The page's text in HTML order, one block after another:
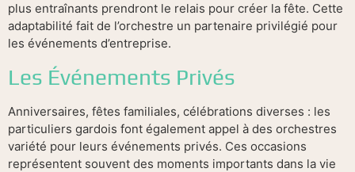
plus entraînants prendront le relais pour créer la fête. Cette
adaptabilité fait de l’orchestre un partenaire privilégié pour
les événements d’entreprise.
Les Événements Privés
Anniversaires, fêtes familiales, célébrations diverses : les
particuliers gardois font également appel à des orchestres
variété pour leurs événements privés. Ces occasions
représentent souvent des moments importants dans la vie